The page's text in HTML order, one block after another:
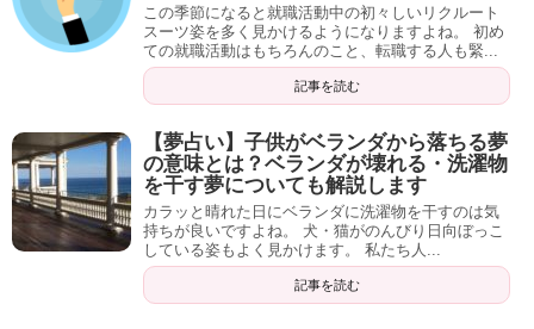
この季節になると就職活動中の初々しいリクルート
スーツ姿を多く見かけるようになりますよね。 初め
ての就職活動はもちろんのこと、転職する人も緊...
記事を読む
【夢占い】子供がベランダから落ちる夢
の意味とは？ベランダが壊れる・洗濯物
を干す夢についても解説します
カラッと晴れた日にベランダに洗濯物を干すのは気
持ちが良いですよね。 犬・猫がのんびり日向ぼっこ
している姿もよく見かけます。 私たち人...
記事を読む